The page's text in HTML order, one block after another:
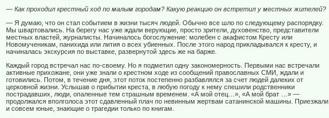
— Как проходил крестный ход по малым городам? Какую реакцию он встретил у местных жителей?
— Я думаю, что он стал событием в жизни тысяч людей. Обычно все шло по следующему распорядку.
Мы швартовались. На берегу нас уже ждали верующие, просто зрители, духовенство, представители
местных властей, журналисты. Начиналось богослужение: молебен с акафистом Кресту или
Новомученикам, панихида или лития о всех убиенных. После этого народ прикладывался к кресту, и
начиналась экскурсия по выставке, развернутой здесь же на барже.
Каждый город встречал нас по-своему. Но я подметил одну закономерность. Первыми нас встречали
активные прихожане, они уже знали о крестном ходе из сообщений православных СМИ, ждали и
готовились. Потом, в течение дня, этот поток постепенно разбавлялся за счет людей далеких от
церковной жизни. Услышав о прибытии креста, в любую погоду к нему спешили родственники
пострадавших, люди, опаленные тем страшным временем. «А мой отец…», «А мой брат …» —
продолжался вполголоса этот сдавленный плач по невинным жертвам сатанинской машины. Приезжали
и совсем юные, знающие о трагедии только по книгам.